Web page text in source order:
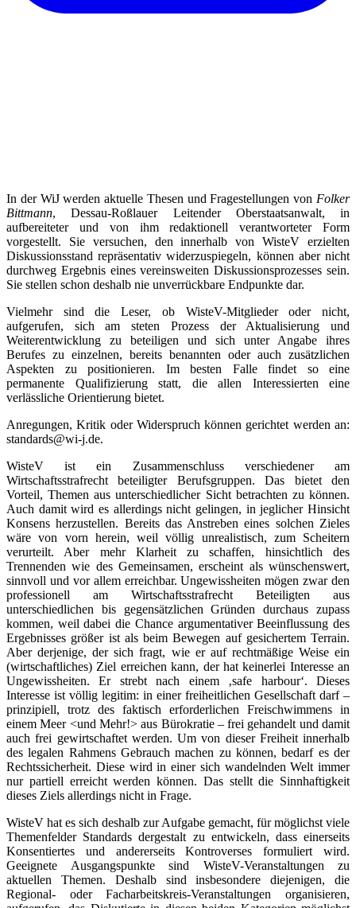
In der WiJ werden aktuelle Thesen und Fragestellungen von Folker
Bittmann, Dessau-Roßlauer Leitender Oberstaatsanwalt, in
aufbereiteter und von ihm redaktionell verantworteter Form
vorgestellt. Sie versuchen, den innerhalb von WisteV erzielten
Diskussionsstand repräsentativ widerzuspiegeln, können aber nicht
durchweg Ergebnis eines vereinsweiten Diskussionsprozesses sein.
Sie stellen schon deshalb nie unverrückbare Endpunkte dar.
Vielmehr sind die Leser, ob WisteV-Mitglieder oder nicht,
aufgerufen, sich am steten Prozess der Aktualisierung und
Weiterentwicklung zu beteiligen und sich unter Angabe ihres
Berufes zu einzelnen, bereits benannten oder auch zusätzlichen
Aspekten zu positionieren. Im besten Falle findet so eine
permanente Qualifizierung statt, die allen Interessierten eine
verlässliche Orientierung bietet.
Anregungen, Kritik oder Widerspruch können gerichtet werden an:
standards@wi-j.de.
WisteV ist ein Zusammenschluss verschiedener am
Wirtschaftsstrafrecht beteiligter Berufsgruppen. Das bietet den
Vorteil, Themen aus unterschiedlicher Sicht betrachten zu können.
Auch damit wird es allerdings nicht gelingen, in jeglicher Hinsicht
Konsens herzustellen. Bereits das Anstreben eines solchen Zieles
wäre von vorn herein, weil völlig unrealistisch, zum Scheitern
verurteilt. Aber mehr Klarheit zu schaffen, hinsichtlich des
Trennenden wie des Gemeinsamen, erscheint als wünschenswert,
sinnvoll und vor allem erreichbar. Ungewissheiten mögen zwar den
professionell am Wirtschaftsstrafrecht Beteiligten aus
unterschiedlichen bis gegensätzlichen Gründen durchaus zupass
kommen, weil dabei die Chance argumentativer Beeinflussung des
Ergebnisses größer ist als beim Bewegen auf gesichertem Terrain.
Aber derjenige, der sich fragt, wie er auf rechtmäßige Weise ein
(wirtschaftliches) Ziel erreichen kann, der hat keinerlei Interesse an
Ungewissheiten. Er strebt nach einem ‚safe harbour‘. Dieses
Interesse ist völlig legitim: in einer freiheitlichen Gesellschaft darf –
prinzipiell, trotz des faktisch erforderlichen Freischwimmens in
einem Meer <und Mehr!> aus Bürokratie – frei gehandelt und damit
auch frei gewirtschaftet werden. Um von dieser Freiheit innerhalb
des legalen Rahmens Gebrauch machen zu können, bedarf es der
Rechtssicherheit. Diese wird in einer sich wandelnden Welt immer
nur partiell erreicht werden können. Das stellt die Sinnhaftigkeit
dieses Ziels allerdings nicht in Frage.
WisteV hat es sich deshalb zur Aufgabe gemacht, für möglichst viele
Themenfelder Standards dergestalt zu entwickeln, dass einerseits
Konsentiertes und andererseits Kontroverses formuliert wird.
Geeignete Ausgangspunkte sind WisteV-Veranstaltungen zu
aktuellen Themen. Deshalb sind insbesondere diejenigen, die
Regional- oder Facharbeitskreis-Veranstaltungen organisieren,